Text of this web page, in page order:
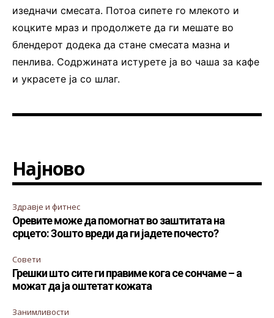
изедначи смесата. Потоа сипете го млекото и
коцките мраз и продолжете да ги мешате во
блендерот додека да стане смесата мазна и
пенлива. Содржината истурете ја во чаша за кафе
и украсете ја со шлаг.
Најново
Здравје и фитнес
Оревите може да помогнат во заштитата на
срцето: Зошто вреди да ги јадете почесто?
Совети
Грешки што сите ги правиме кога се сончаме – а
можат да ја оштетат кожата
Занимливости